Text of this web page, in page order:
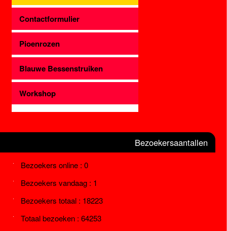
Contactformulier
Pioenrozen
Blauwe Bessenstruiken
Workshop
Bezoekersaantallen
Bezoekers online : 0
Bezoekers vandaag : 1
Bezoekers totaal : 18223
Totaal bezoeken : 64253